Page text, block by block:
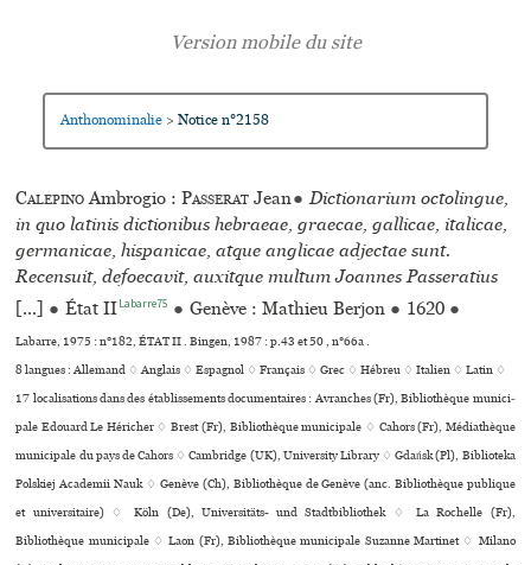
Anthonominalie > Notice n°2158
CalepinoAmbrogio :Passerat Jean● Dictionarium octolingue,
in quo latinis dictionibus hebraeae, graecae, gallicae, italicae,
germanicae, hispanicae, atque anglicae adjectae sunt.
Recensuit, defoecavit, auxitque multum Joannes Passeratius
[...] ● État IILabarre75 ● Genève : Mathieu Berjon ● 1620 ●
Labarre, 1975 : n°182, ÉTAT II . Bingen, 1987 : p.43 et 50 , n°66a .
8 langues :Allemand ♢Anglais ♢Espagnol ♢Français ♢Grec ♢Hébreu ♢Italien ♢Latin ♢
17 localisations dans des établissements documentaires : Avranches (Fr), Bibliothèque muni­ci­
pale Edouard Le Héricher ♢ Brest (Fr), Bibliothèque muni­ci­pale ♢ Cahors (Fr), Médiathèque
municipale du pays de Cahors ♢ Cambridge (UK), University Library ♢ Gdańsk (Pl), Biblioteka
Polskiej Academii Nauk ♢ Genève (Ch), Bibliothèque de Genève (anc. Bibliothèque publi­que
et uni­ver­si­taire) ♢ Köln (De), Universitäts- und Stadtbibliothek ♢ La Rochelle (Fr),
Bibliothèque muni­ci­pale ♢ Laon (Fr), Bibliothèque muni­ci­pale Suzanne Martinet ♢ Milano